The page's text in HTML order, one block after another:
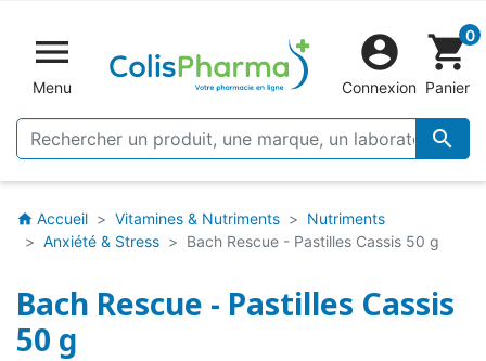

Menu


Connexion
shopping_cart0
Panier
home Accueil Vitamines & Nutriments
Nutriments
Anxiété & Stress
Bach Rescue - Pastilles Cassis 50 g
Bach Rescue - Pastilles Cassis
50 g